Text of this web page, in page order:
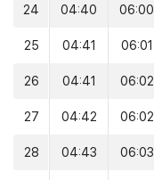
24 04:40 06:00
25 04:41 06:01
26 04:41 06:02
27 04:42 06:02
28 04:43 06:03